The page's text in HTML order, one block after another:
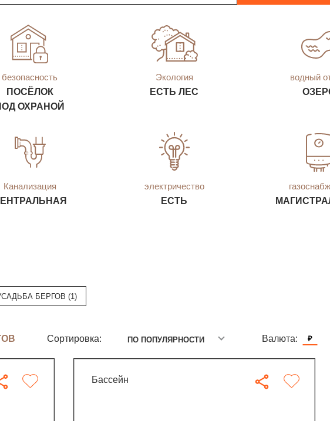
безопасность
ПОСЁЛОК
ОХРАНОЙ
Экология
ЕСТЬ ЛЕС
водный
Канализация электричество
ЕСТЬ
БЕРГОВ (1)
Сортировка: ПО ПОПУЛЯРНОСТИ Валюта: ₽
бассейн